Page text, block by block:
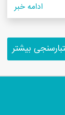
ادامه خبر
بیشتر